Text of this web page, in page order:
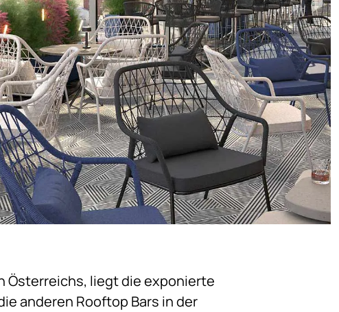
Österreichs, liegt die exponierte
anderen Rooftop Bars in der